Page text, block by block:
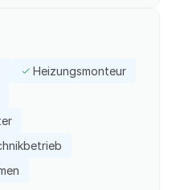
Heizungsmonteur